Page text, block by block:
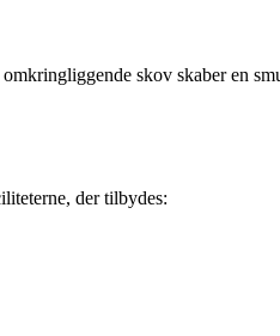
skov skaber en
der tilbydes: